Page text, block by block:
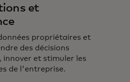
et
propriétaires et
des décisions
innover et stimuler les
de l'entreprise.